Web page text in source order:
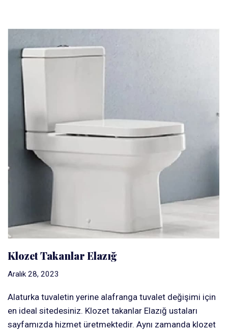
Klozet Takanlar Elazığ
Aralık 28, 2023
Alaturka tuvaletin yerine alafranga tuvalet değişimi için
en ideal sitedesiniz. Klozet takanlar Elazığ ustaları
sayfamızda hizmet üretmektedir. Aynı zamanda klozet